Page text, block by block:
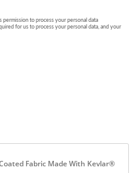
Fabric Made With Kevlar®